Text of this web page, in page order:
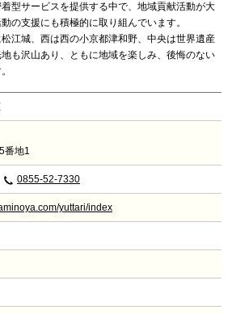
型サービスを提供する中で、地域貢献活動が大
の支援にも積極的に取り組んでいます。
江城、西は西の小京都津和野、中央は世界遺産
も沢山あり、ともに地域を楽しみ、後悔のない
番地1
0855-52-7330
yuttari/index